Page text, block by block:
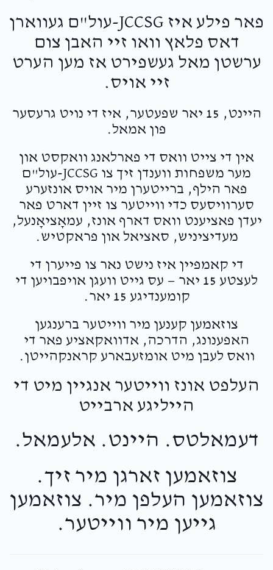
פאר פילע איז JCCSG-עול"ם געווארן
דאס פלאץ וואו זיי האבן צום
ערשטן מאל געשפירט אז מען הערט
זיי אויס.
היינט, 15 יאר שפעטער, איז די נויט גרעסער
פון אמאל.
אין די צייט וואס די פארלאנג וואקסט און
מער משפחות ווענדן זיך צו JCCSG-עול"ם
פאר הילף, ברייטערן מיר אויס אונזערע
סערוויסעס כדי ווייטער צו זיין דארט פאר
יעדן פאציענט וואס דארף אונז, עמאָציאָנעל,
מעדיציניש, סאציאל און פראקטיש.
די קאמפיין איז נישט נאר צו פייערן די
לעצטע 15 יאר — עס גייט וועגן אויפבויען די
קומענדיגע 15 יאר.
צוזאמען קענען מיר ווייטער ברענגען
האפענונג, הדרכה, אדוואקאציע פאר די
וואס לעבן מיט אומזעבארע קראנקהייטן.
העלפט אונז ווייטער אנגיין מיט די
הייליגע ארבייט
דעמאלטס. היינט. אלעמאל.
צוזאמען זארגן מיר זיך.
צוזאמען העלפן מיר. צוזאמען
גייען מיר ווייטער.